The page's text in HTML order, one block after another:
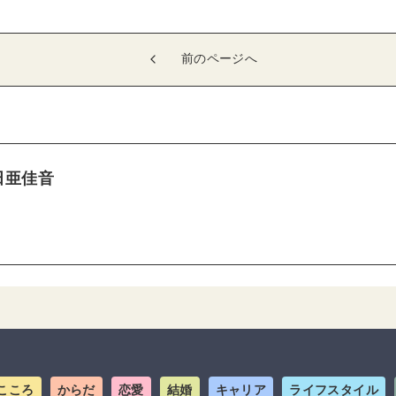
前のページへ
亜佳音
ころ からだ 恋愛 結婚 キャリア ライフスタイル